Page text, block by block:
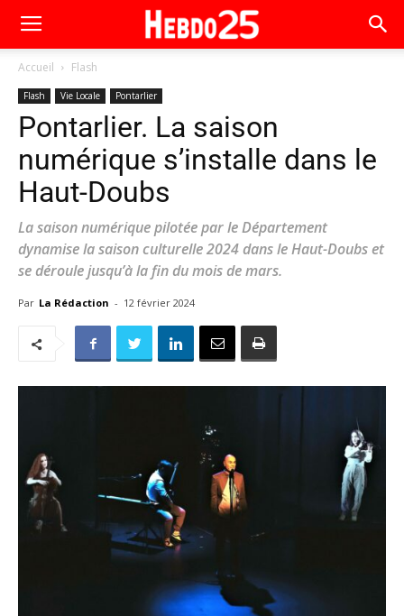
Accueil Flash
Flash Vie Locale Pontarlier
Pontarlier. La saison
numérique s’installe dans le
Haut-Doubs
La saison numérique pilotée par le Département
dynamise la saison culturelle 2024 dans le Haut-Doubs et
se déroule jusqu’à la fin du mois de mars.
Par La Rédaction - 12 février 2024